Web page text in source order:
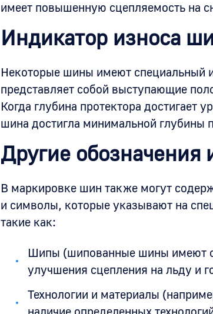
имеет повышенную сцепляемость на
Индикатор износа
Некоторые шины имеют специальный
представляет собой выступающие
Когда глубина протектора достигает
шина достигла минимальной глубины
Другие обозначения
В маркировке шин также могут
и символы, которые указывают на
такие как:
Шипы (шипованные шины имеют
улучшения сцепления на льду и
Технологии и материалы
наличие определенных